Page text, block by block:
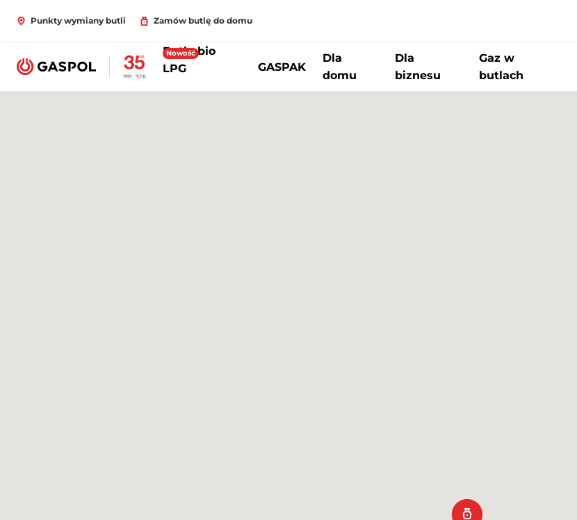
Punkty wymiany butli Zamów butlę do domu
Butle bio
LPG
Nowość
GASPAK
Dla
domu
Dla
biznesu
Gaz w
butlach